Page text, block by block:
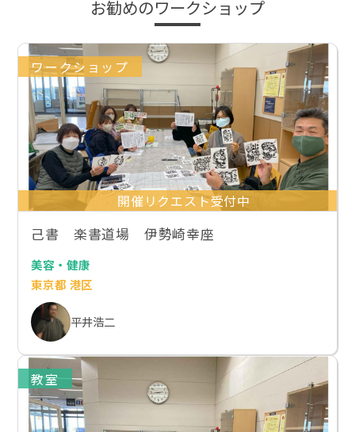
お勧めのワークショップ
ワークショップ
開催リクエスト受付中
己書 楽書道場 伊勢崎幸座
美容・健康
東京都 港区
平井浩二
教室